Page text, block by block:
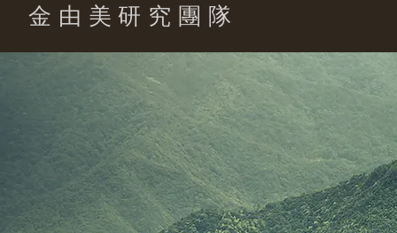
​金由美研究團隊